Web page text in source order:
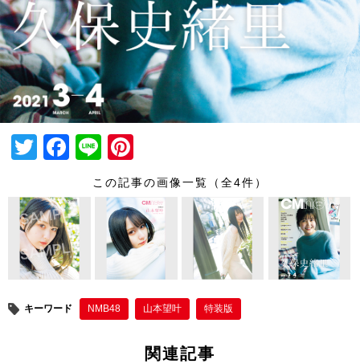
T
tt
er
F
c
e
b
o
o
k
Li
n
e
nt
er
e
st
この記事の画像一覧（全4件）
キーワード NMB48 山本望叶 特装版
関連記事